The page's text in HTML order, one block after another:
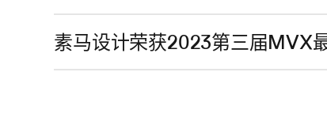
素马设计荣获2023第三届MVX